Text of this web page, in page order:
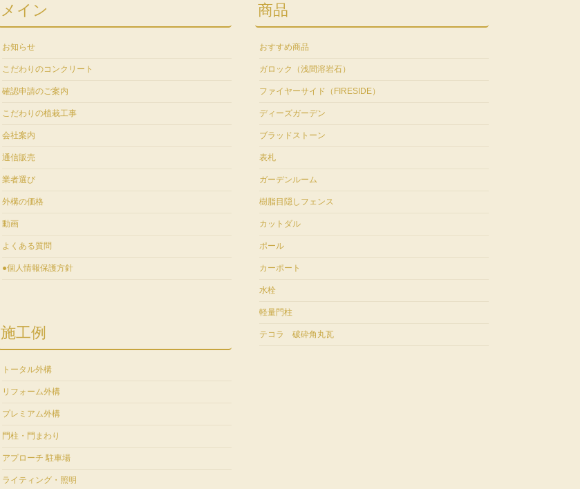
メイン
お知らせ
こだわりのコンクリート
確認申請のご案内
こだわりの植栽工事
会社案内
通信販売
業者選び
外構の価格
動画
よくある質問
●個人情報保護方針
施工例
トータル外構
リフォーム外構
プレミアム外構
門柱・門まわり
アプローチ 駐車場
ライティング・照明
商品
おすすめ商品
ガロック（浅間溶岩石）
ファイヤーサイド（FIRESIDE）
ディーズガーデン
ブラッドストーン
表札
ガーデンルーム
樹脂目隠しフェンス
カットダル
ポール
カーポート
水栓
軽量門柱
テコラ 破砕角丸瓦